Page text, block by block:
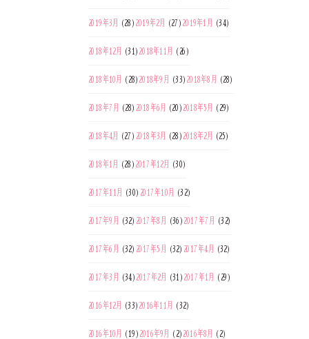
2019年3月 (28) 2019年2月 (27) 2019年1月 (34)
2018年12月 (31) 2018年11月 (26)
2018年10月 (28) 2018年9月 (33) 2018年8月 (28)
2018年7月 (28) 2018年6月 (20) 2018年5月 (29)
2018年4月 (27) 2018年3月 (28) 2018年2月 (25)
2018年1月 (28) 2017年12月 (30)
2017年11月 (30) 2017年10月 (32)
2017年9月 (32) 2017年8月 (36) 2017年7月 (32)
2017年6月 (32) 2017年5月 (32) 2017年4月 (32)
2017年3月 (34) 2017年2月 (31) 2017年1月 (29)
2016年12月 (33) 2016年11月 (32)
2016年10月 (19) 2016年9月 (2) 2016年8月 (2)